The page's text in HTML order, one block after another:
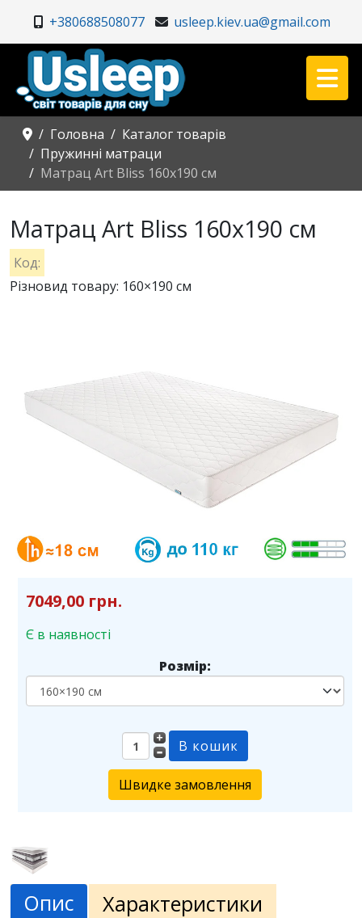
+380688508077 usleep.kiev.ua@gmail.com
Головна
Каталог товарів
Пружинні матраци
Матрац Art Bliss 160x190 см
Матрац Art Bliss 160x190 см
Код:
Різновид товару: 160×190 см
7049,00 грн.
Є в наявності
Розмір:
Швидке замовлення
Опис
Характеристики